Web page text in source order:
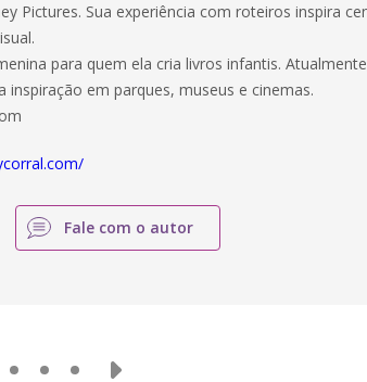
Pictures. Sua experiência com roteiros inspira
para quem ela cria livros infantis.
inspiração em parques, museus e cinemas.
Fale com o autor